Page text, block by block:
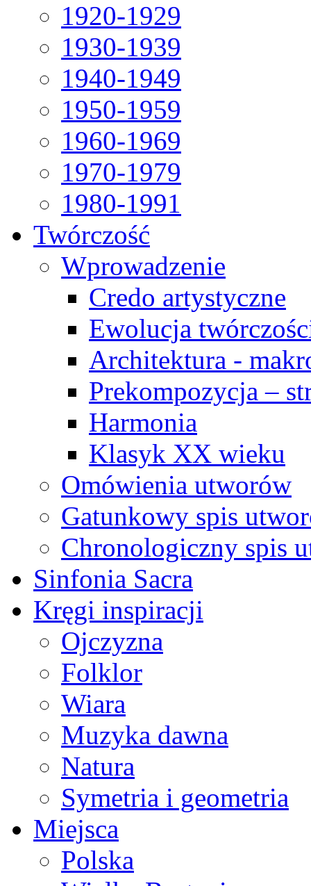
1920-1929
1930-1939
1940-1949
1950-1959
1960-1969
1970-1979
1980-1991
Twórczość
Wprowadzenie
Credo artystyczne
Ewolucja
Architektura -
Prekompozycja –
Harmonia
Klasyk XX wieku
Omówienia utworów
Gatunkowy spis
Chronologiczny spis
Sinfonia Sacra
Kręgi inspiracji
Ojczyzna
Folklor
Wiara
Muzyka dawna
Natura
Symetria i geometria
Miejsca
Polska